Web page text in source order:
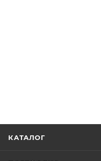
КАТАЛОГ